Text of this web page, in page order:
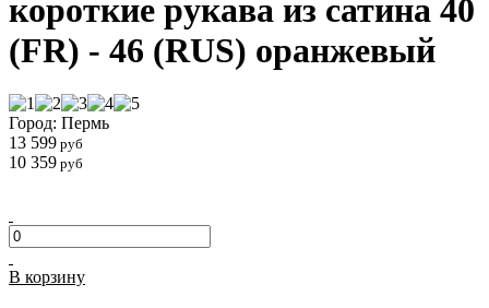
короткие рукава из сатина 40
(FR) - 46 (RUS) оранжевый
Город: Пермь
13 599 руб
10 359 руб
В корзину